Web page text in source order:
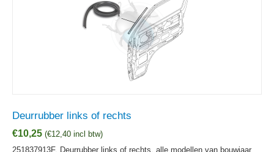
Deurrubber links of rechts
€10,25 (€12,40 incl btw)
251837913F, Deurrubber links of rechts, alle modellen van bouwjaar